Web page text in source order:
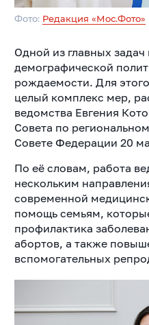
Фото: Редакция «Мос.Фото»
Одной из главных задач
демографической
рождаемости. Для
целый комплекс мер,
ведомства Евгения
Совета по
Совете Федерации 20
По её словам, работа
нескольким
современной
помощь семьям,
профилактика
абортов, а также
вспомогательных